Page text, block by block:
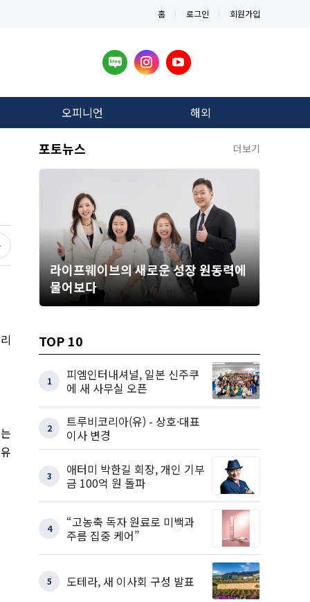
홈 로그인 회원가입
오피니언 해외
포토뉴스 더보기
라이프웨이브의 새로운 성장 원동력에
물어보다
TOP 10
1
피엠인터내셔널, 일본 신주쿠
에 새 사무실 오픈
2
트루비코리아(유) - 상호·대표
이사 변경
3
애터미 박한길 회장, 개인 기부
금 100억 원 돌파
4
“고농축 독자 원료로 미백과
주름 집중 케어”
5 도테라, 새 이사회 구성 발표